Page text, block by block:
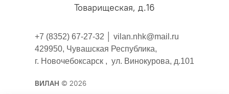
Товарищеская, д.16
+7 (8352) 67-27-32 │ vilan.nhk@mail.ru
429950, Чувашская Республика,
г. Новочебоксарск , ул. Винокурова, д.101
ВИЛАН © 2026